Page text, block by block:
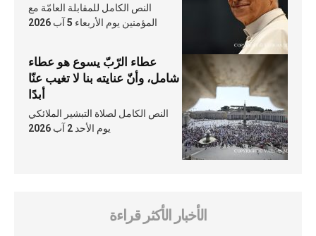
النص الكامل للمقابلة العامّة مع
المؤمنين يوم الأربعاء 5 آب 2026
عطاء الرّبّ يسوع هو عطاء
شامل، وأنّ عنايته بنا لا تغيب عنّا
أبدًا
النص الكامل لصلاة التبشير الملائكي
يوم الأحد 2 آب 2026
الأخبار الأكثر قراءة